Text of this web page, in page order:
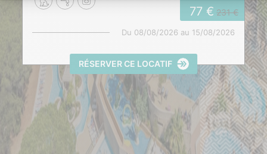
RÉSERVER CE LOCATIF
77 231
Du 08/08/2026 au 15/08/2026